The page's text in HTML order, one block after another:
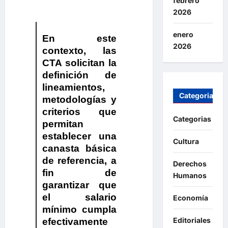
En este
contexto,
las
CTA solicitan la
definición de
lineamientos,
metodologías y
criterios que
permitan
establecer una
canasta básica
de referencia, a
fin de
garantizar que
el salario
mínimo cumpla
efectivamente
2026
enero
2026
Categorias
Categorias
Cultura
Derechos
Humanos
Economía
Editoriales